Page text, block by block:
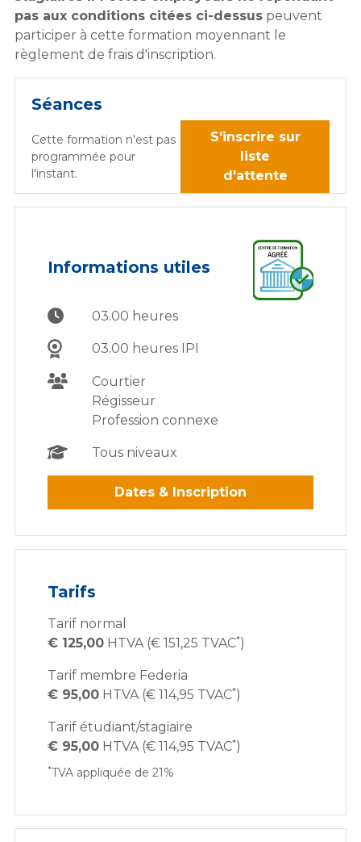
pas aux conditions citées ci-dessus peuvent
participer à cette formation moyennant le
règlement de frais d'inscription.
Séances
Cette formation n'est pas
programmée pour
l'instant.
S'inscrire sur
liste
d'attente
Informations utiles
03.00 heures
03.00 heures IPI
Courtier
Régisseur
Profession connexe
Tous niveaux
Dates & Inscription
Tarifs
Tarif normal
€ 125,00 HTVA (€ 151,25 TVAC*)
Tarif membre Federia
€ 95,00 HTVA (€ 114,95 TVAC*)
Tarif étudiant/stagiaire
€ 95,00 HTVA (€ 114,95 TVAC*)
*TVA appliquée de 21%